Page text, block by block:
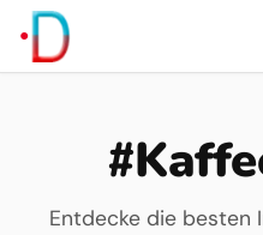
Entdecke die besten